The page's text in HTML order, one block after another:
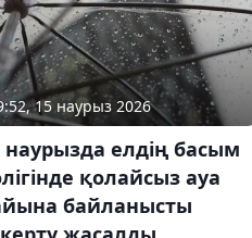
15 наурыз 2026
наурызда елдің басым
қолайсыз ауа
байланысты